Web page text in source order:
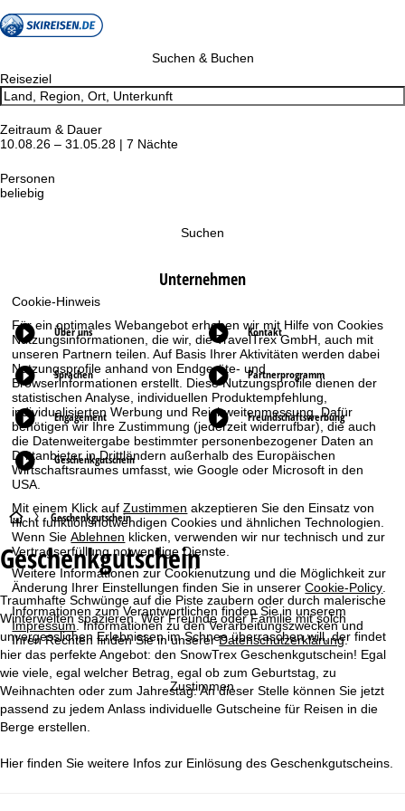
Cookie-Hinweis
Für ein optimales Webangebot erheben wir mit Hilfe von Cookies
Nutzungsinformationen, die wir, die TravelTrex GmbH, auch mit
unseren Partnern teilen. Auf Basis Ihrer Aktivitäten werden dabei
Nutzungsprofile anhand von Endgeräte- und
Browserinformationen erstellt. Diese Nutzungsprofile dienen der
statistischen Analyse, individuellen Produktempfehlung,
individualisierten Werbung und Reichweitenmessung. Dafür
benötigen wir Ihre Zustimmung (jederzeit widerrufbar), die auch
die Datenweitergabe bestimmter personenbezogener Daten an
Drittanbieter in Drittländern außerhalb des Europäischen
Wirtschaftsraumes umfasst, wie Google oder Microsoft in den
USA.
Mit einem Klick aufZustimmen akzeptieren Sie den Einsatz von
nicht funktionsnotwendigen Cookies und ähnlichen Technologien.
Wenn SieAblehnen klicken, verwenden wir nur technisch und zur
Vertragserfüllung notwendige Dienste.
Weitere Informationen zur Cookienutzung und die Möglichkeit zur
Änderung Ihrer Einstellungen finden Sie in unsererCookie-Policy.
Informationen zum Verantwortlichen finden Sie in unserem
Impressum. Informationen zu den Verarbeitungszwecken und
Ihren Rechten finden Sie in unsererDatenschutzerklärung.
Zustimmen
Suchen & Buchen
Reiseziel
Zeitraum & Dauer
10.08.26 – 31.05.28 | 7 Nächte
Personen
beliebig
Suchen
Unternehmen
Über uns Kontakt
Sprachen Partnerprogramm
Engagement Freundschaftswerbung
Geschenkgutschein
S
t
a
r
e
Geschenkgutschein
Geschenkgutschein
Traumhafte Schwünge auf die Piste zaubern oder durch malerische
Winterwelten spazieren. Wer Freunde oder Familie mit solch
unvergesslichen Erlebnissen im Schnee überraschen will, der findet
hier das perfekte Angebot: den SnowTrex Geschenkgutschein! Egal
wie viele, egal welcher Betrag, egal ob zum Geburtstag, zu
Weihnachten oder zum Jahrestag: An dieser Stelle können Sie jetzt
passend zu jedem Anlass individuelle Gutscheine für Reisen in die
Berge erstellen.
Hier finden Sie weitere Infos zur Einlösung des Geschenkgutscheins